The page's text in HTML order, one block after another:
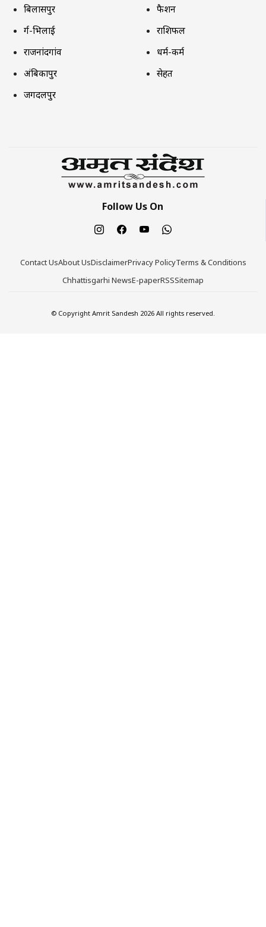
बिलासपुर
दुर्ग-भिलाई
राजनांदगांव
अंबिकापुर
जगदलपुर
फैशन
राशिफल
धर्म-कर्म
सेहत
Follow Us On
Contact UsAbout UsDisclaimerPrivacy PolicyTerms & Conditions
Chhattisgarhi NewsE-paperRSSSitemap
© Copyright Amrit Sandesh 2026 All rights reserved.